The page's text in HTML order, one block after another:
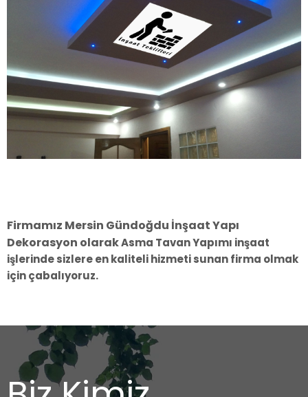
Firmamız Mersin Gündoğdu İnşaat Yapı
Dekorasyon olarakAsma Tavan Yapımı inşaat
işlerinde sizlere en kaliteli hizmeti sunan firma olmak
için çabalıyoruz.